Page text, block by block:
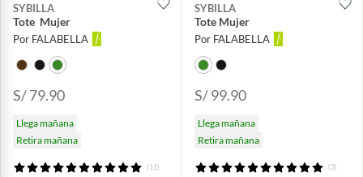
SYBILLA
Tote Mujer
Por FALABELLA
S/ 79.90
Llega mañana
Retira mañana
(11)
SYBILLA
Tote Mujer
Por FALABELLA
S/ 99.90
Llega mañana
Retira mañana
(3)